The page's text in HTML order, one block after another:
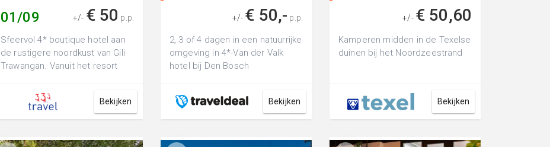
01/09 +/- € 50 p.p.
Sfeervol 4* boutique hotel aan
de rustigere noordkust van Gili
Trawangan. Vanuit het resort
Bekijken
+/- € 50,- p.p.
2, 3 of 4 dagen in een natuurrijke
omgeving in 4*-Van der Valk
hotel bij Den Bosch
Bekijken
+/- € 50,60
Kamperen midden in de Texelse
duinen bij het Noordzeestrand
Bekijken